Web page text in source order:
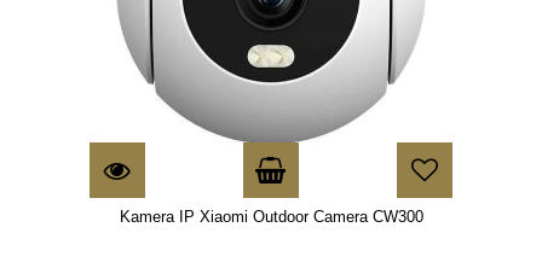
Kamera IP Xiaomi Outdoor Camera CW300